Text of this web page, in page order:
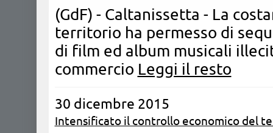
(GdF) - Caltanissetta - La
territorio ha permesso di
di film ed album musicali
commercio Leggi il resto
30 dicembre 2015
Intensificato il controllo economico del